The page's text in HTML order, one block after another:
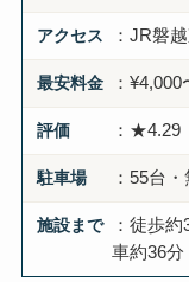
アクセス ：JR磐
最安料金 ：¥4,000
評価 ：★4.29
駐車場 ：55台
施設まで
：徒歩
車約36分